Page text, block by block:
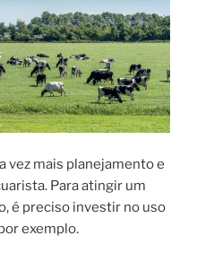
vez mais planejamento e
Para atingir um
é preciso investir no uso
exemplo.